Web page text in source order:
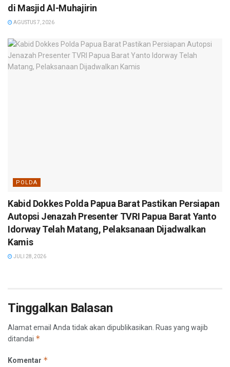
di Masjid Al-Muhajirin
AGUSTUS 7, 2026
POLDA
Kabid Dokkes Polda Papua Barat Pastikan Persiapan
Autopsi Jenazah Presenter TVRI Papua Barat Yanto
Idorway Telah Matang, Pelaksanaan Dijadwalkan
Kamis
JULI 28, 2026
Tinggalkan Balasan
Alamat email Anda tidak akan dipublikasikan. Ruas yang wajib
ditandai *
Komentar *